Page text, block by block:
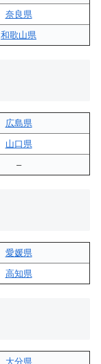
奈良県
和歌山県
広島県
山口県
–
愛媛県
高知県
大分県